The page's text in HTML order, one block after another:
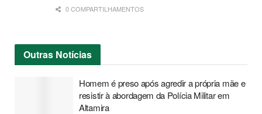
0 COMPARTILHAMENTOS
Outras Notícias
Homem é preso após agredir a própria mãe e
resistir à abordagem da Polícia Militar em
Altamira